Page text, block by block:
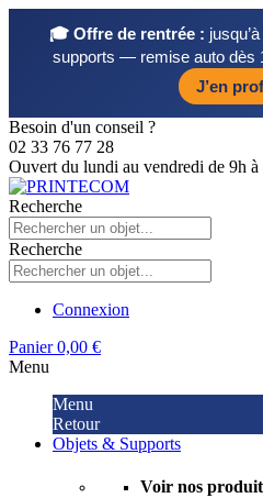
🎓 Offre de rentrée : jusqu’à
supports — remise auto dès
J’en
Besoin d'un conseil ?
02 33 76 77 28
Ouvert du lundi au vendredi de 9h à
Recherche
Recherche
Connexion
Panier 0,00 €
Menu
Menu
Retour
Objets & Supports
Voir nos